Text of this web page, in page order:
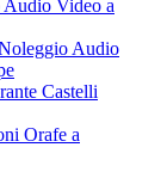
Audio Video a
Audio
Castelli
Orafe a